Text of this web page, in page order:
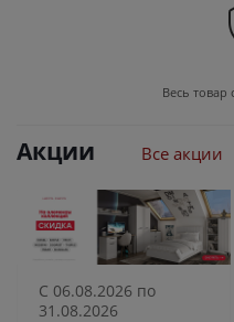
Весь товар
Акции Все акции
С 06.08.2026 по
31.08.2026